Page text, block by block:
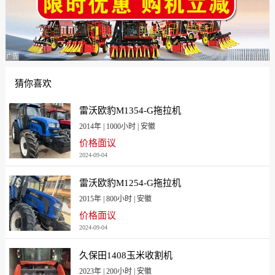
广告
猜你喜欢
雷沃欧豹M1354-G拖拉机
2014年 | 1000小时 | 安徽
价格面议
2024-09-04
雷沃欧豹M1254-G拖拉机
2015年 | 800小时 | 安徽
价格面议
2024-09-04
久保田1408玉米收割机
2023年 | 200小时 | 安徽